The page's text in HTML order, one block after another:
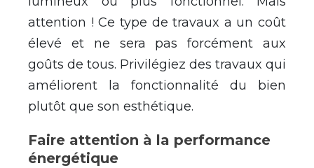
attention ! Ce type de travaux a un coût
élevé et ne sera pas forcément aux
goûts de tous. Privilégiez des travaux qui
améliorent la fonctionnalité du bien
plutôt que son esthétique.
Faire attention à la performance
énergétique